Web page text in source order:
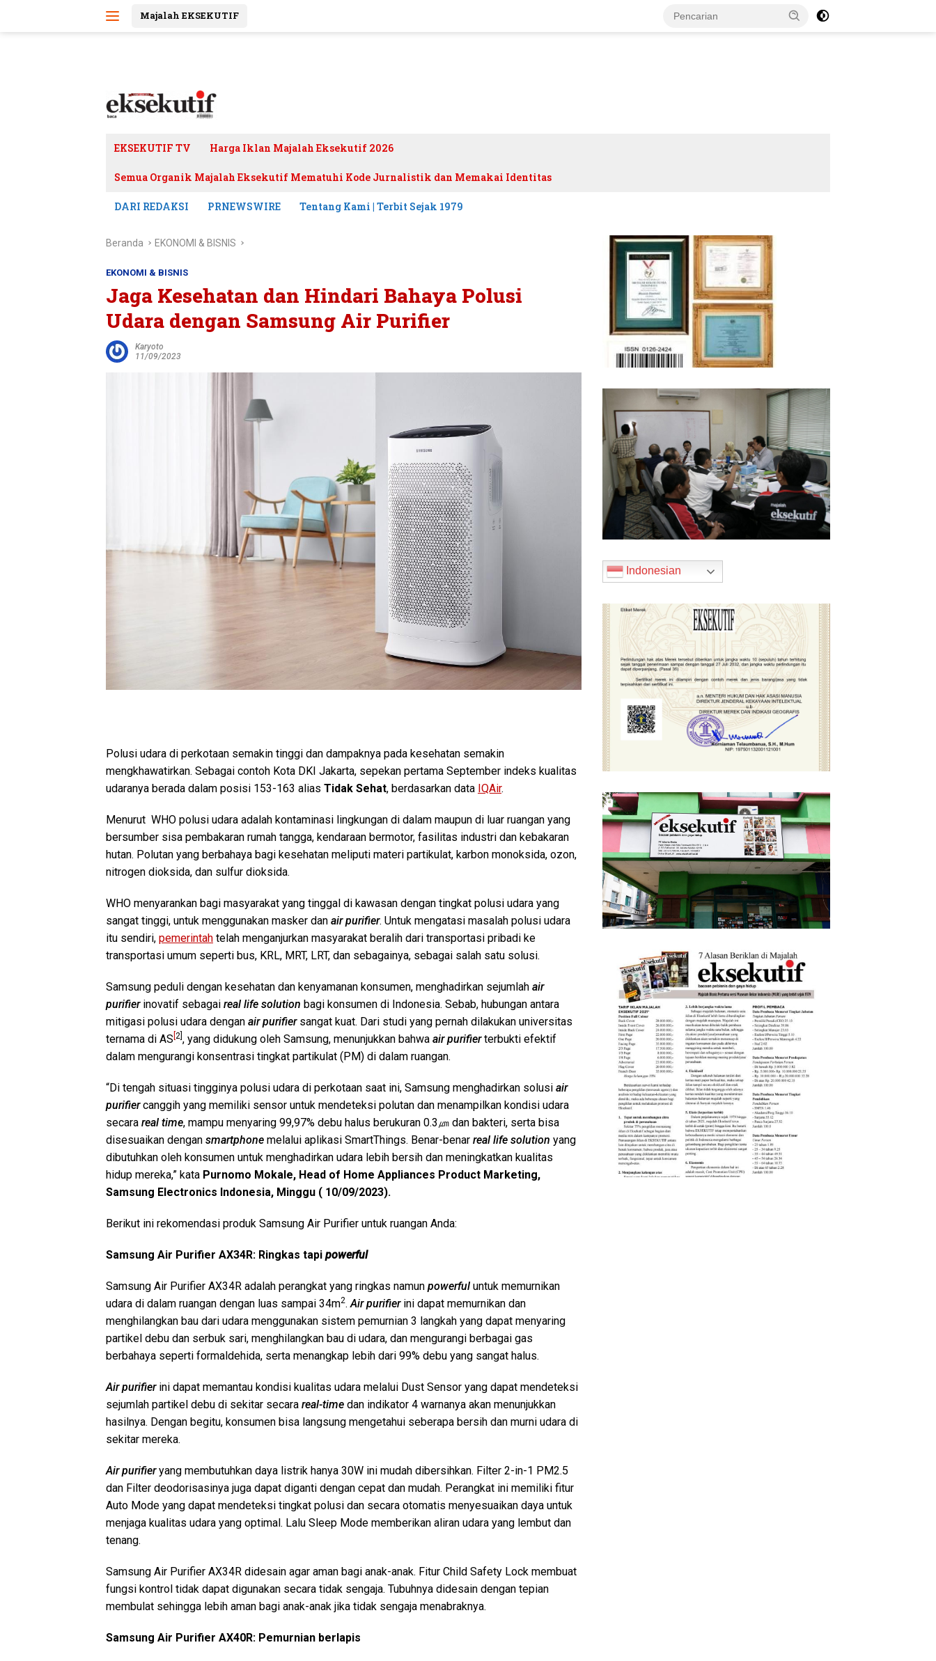
Majalah EKSEKUTIF
EKSEKUTIF TV Harga Iklan Majalah Eksekutif 2026
Semua Organik Majalah Eksekutif Mematuhi Kode Jurnalistik dan Memakai Identitas
DARI REDAKSI PRNEWSWIRE Tentang Kami | Terbit Sejak 1979
Beranda EKONOMI & BISNIS
EKONOMI & BISNIS
Jaga Kesehatan dan Hindari Bahaya Polusi
Udara dengan Samsung Air Purifier
Karyoto
11/09/2023
Polusi udara di perkotaan semakin tinggi dan dampaknya pada kesehatan semakin
mengkhawatirkan. Sebagai contoh Kota DKI Jakarta, sepekan pertama September indeks kualitas
udaranya berada dalam posisi 153-163 alias Tidak Sehat, berdasarkan data IQAir.
Menurut WHO polusi udara adalah kontaminasi lingkungan di dalam maupun di luar ruangan yang
bersumber sisa pembakaran rumah tangga, kendaraan bermotor, fasilitas industri dan kebakaran
hutan. Polutan yang berbahaya bagi kesehatan meliputi materi partikulat, karbon monoksida, ozon,
nitrogen dioksida, dan sulfur dioksida.
WHO menyarankan bagi masyarakat yang tinggal di kawasan dengan tingkat polusi udara yang
sangat tinggi, untuk menggunakan masker dan air purifier. Untuk mengatasi masalah polusi udara
itu sendiri, pemerintah telah menganjurkan masyarakat beralih dari transportasi pribadi ke
transportasi umum seperti bus, KRL, MRT, LRT, dan sebagainya, sebagai salah satu solusi.
Samsung peduli dengan kesehatan dan kenyamanan konsumen, menghadirkan sejumlah air
purifierinovatif sebagai real life solution bagi konsumen di Indonesia. Sebab, hubungan antara
mitigasi polusi udara dengan air purifiersangat kuat. Dari studi yang pernah dilakukan universitas
ternama di AS 2] , yang didukung oleh Samsung, menunjukkan bahwa air purifierterbukti efektif
dalam mengurangi konsentrasi tingkat partikulat (PM) di dalam ruangan.
“Di tengah situasi tingginya polusi udara di perkotaan saat ini, Samsung menghadirkan solusi air
purifiercanggih yang memiliki sensor untuk mendeteksi polutan dan menampilkan kondisi udara
secara real time, mampu menyaring 99,97% debu halus berukuran 0.3㎛ dan bakteri, serta bisa
disesuaikan dengan smartphone melalui aplikasi SmartThings. Benar-benar real life solution yang
dibutuhkan oleh konsumen untuk menghadirkan udara lebih bersih dan meningkatkan kualitas
hidup mereka,” kata Purnomo Mokale, Head of Home Appliances Product Marketing,
Samsung Electronics Indonesia, Minggu ( 10/09/2023).
Berikut ini rekomendasi produk Samsung Air Purifier untuk ruangan Anda:
Samsung Air Purifier AX34R: Ringkas tapi powerful
Samsung Air Purifier AX34R adalah perangkat yang ringkas namun powerful untuk memurnikan
udara di dalam ruangan dengan luas sampai 34m2. Air purifierini dapat memurnikan dan
menghilangkan bau dari udara menggunakan sistem pemurnian 3 langkah yang dapat menyaring
partikel debu dan serbuk sari, menghilangkan bau di udara, dan mengurangi berbagai gas
berbahaya seperti formaldehida, serta menangkap lebih dari 99% debu yang sangat halus.
Air purifierini dapat memantau kondisi kualitas udara melalui Dust Sensor yang dapat mendeteksi
sejumlah partikel debu di sekitar secara real-time dan indikator 4 warnanya akan menunjukkan
hasilnya. Dengan begitu, konsumen bisa langsung mengetahui seberapa bersih dan murni udara di
sekitar mereka.
Air purifieryang membutuhkan daya listrik hanya 30W ini mudah dibersihkan. Filter 2-in-1 PM2.5
dan Filter deodorisasinya juga dapat diganti dengan cepat dan mudah. Perangkat ini memiliki fitur
Auto Mode yang dapat mendeteksi tingkat polusi dan secara otomatis menyesuaikan daya untuk
menjaga kualitas udara yang optimal. Lalu Sleep Mode memberikan aliran udara yang lembut dan
tenang.
Samsung Air Purifier AX34R didesain agar aman bagi anak-anak. Fitur Child Safety Lock membuat
fungsi kontrol tidak dapat digunakan secara tidak sengaja. Tubuhnya didesain dengan tepian
membulat sehingga lebih aman bagi anak-anak jika tidak sengaja menabraknya.
Samsung Air Purifier AX40R: Pemurnian berlapis
Indonesian